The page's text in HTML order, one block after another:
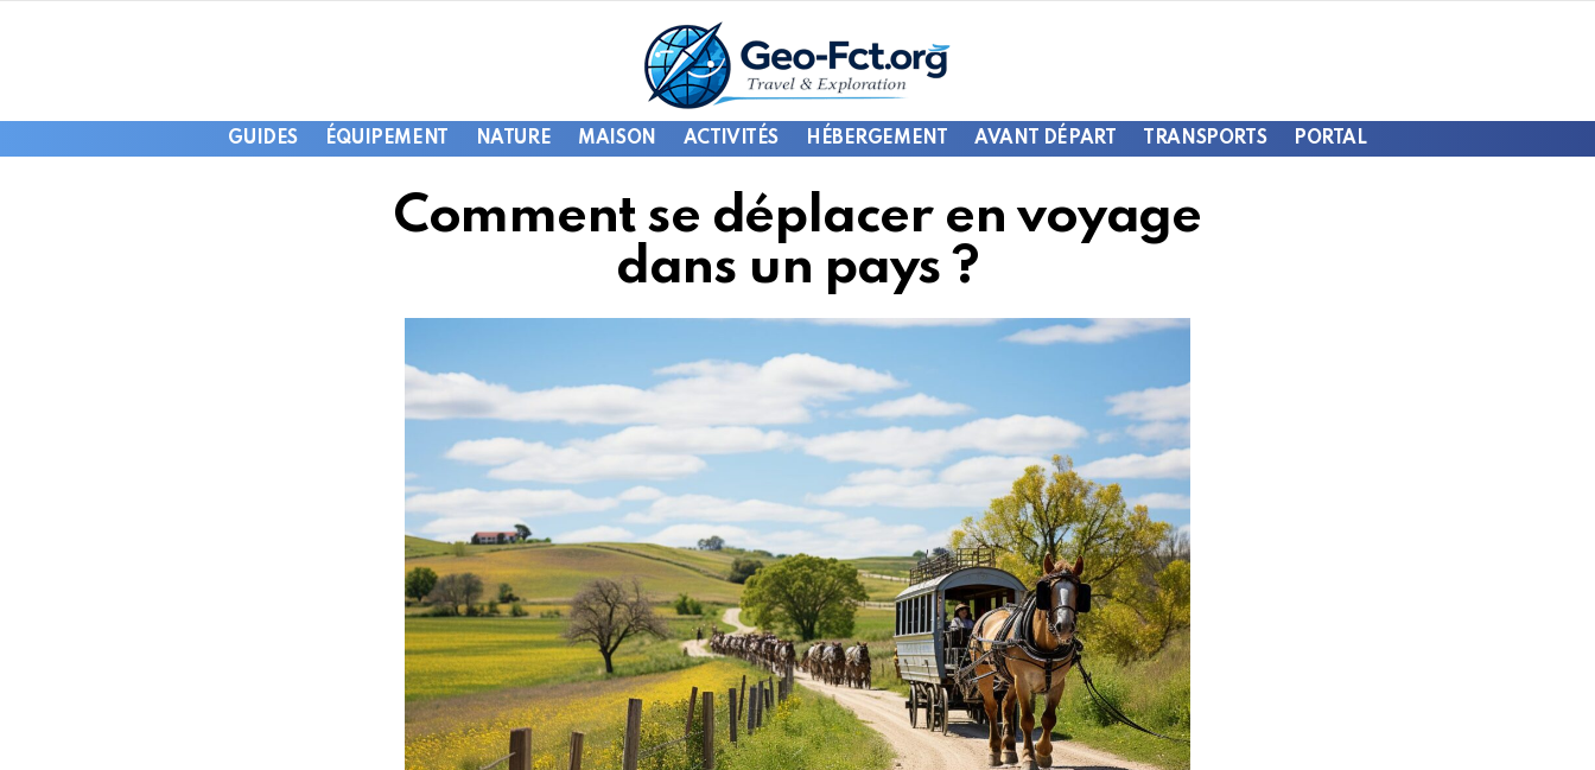
GUIDES ÉQUIPEMENT NATURE MAISON ACTIVITÉS HÉBERGEMENT AVANT DÉPART TRANSPORTS PORTAL
Comment se déplacer en voyage
dans un pays ?